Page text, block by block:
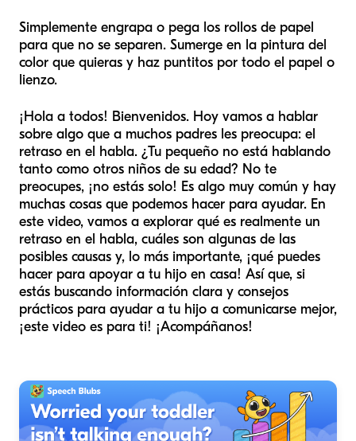
Simplemente engrapa o pega los rollos de papel
para que no se separen. Sumerge en la pintura del
color que quieras y haz puntitos por todo el papel o
lienzo.
¡Hola a todos! Bienvenidos. Hoy vamos a hablar
sobre algo que a muchos padres les preocupa: el
retraso en el habla. ¿Tu pequeño no está hablando
tanto como otros niños de su edad? No te
preocupes, ¡no estás solo! Es algo muy común y hay
muchas cosas que podemos hacer para ayudar. En
este video, vamos a explorar qué es realmente un
retraso en el habla, cuáles son algunas de las
posibles causas y, lo más importante, ¡qué puedes
hacer para apoyar a tu hijo en casa! Así que, si
estás buscando información clara y consejos
prácticos para ayudar a tu hijo a comunicarse mejor,
¡este video es para ti! ¡Acompáñanos!